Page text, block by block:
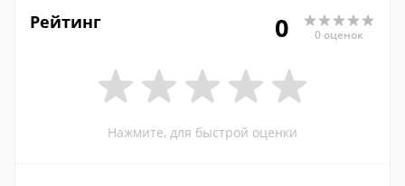
Рейтинг 0 0 оценок
Нажмите, для быстрой оценки